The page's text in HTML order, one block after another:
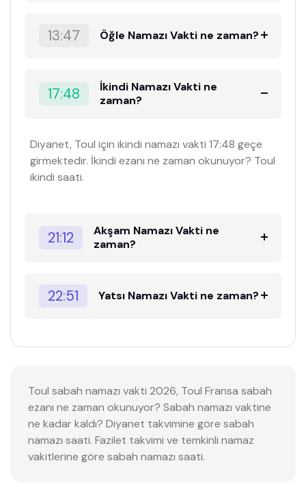
13:47 Öğle Namazı Vakti ne zaman?
17:48
İkindi Namazı Vakti ne
zaman?
Diyanet, Toul için ikindi namazı vakti 17:48 geçe
girmektedir. İkindi ezanı ne zaman okunuyor? Toul
ikindi saati.
21:12
Akşam Namazı Vakti ne
zaman?
22:51 Yatsı Namazı Vakti ne zaman?
Toul sabah namazı vakti 2026, Toul Fransa sabah
ezanı ne zaman okunuyor? Sabah namazı vaktine
ne kadar kaldı? Diyanet takvimine göre sabah
namazı saati. Fazilet takvimi ve temkinli namaz
vakitlerine göre sabah namazı saati.